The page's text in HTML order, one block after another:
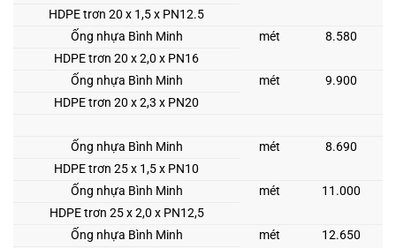
HDPE trơn 20 x 1,5 x PN12.5
Ống nhựa Bình Minh
mét
8.580
HDPE trơn 20 x 2,0 x PN16
Ống nhựa Bình Minh
mét
9.900
HDPE trơn 20 x 2,3 x PN20
Ống nhựa Bình Minh mét
8.690
HDPE trơn 25 x 1,5 x PN10
Ống nhựa Bình Minh
mét
11.000
HDPE trơn 25 x 2,0 x PN12,5
Ống nhựa Bình Minh
mét
12.650